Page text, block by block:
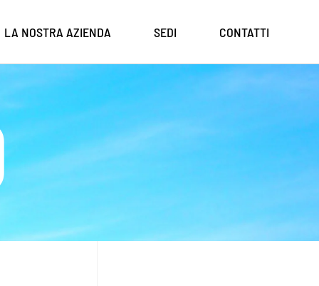
LA NOSTRA AZIENDA SEDI CONTATTI